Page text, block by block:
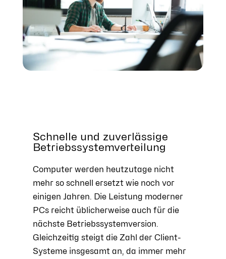
Schnelle und zuverlässige
Betriebssystemverteilung
Computer werden heutzutage nicht
mehr so schnell ersetzt wie noch vor
einigen Jahren. Die Leistung moderner
PCs reicht üblicherweise auch für die
nächste Betriebssystemversion.
Gleichzeitig steigt die Zahl der Client-
Systeme insgesamt an, da immer mehr